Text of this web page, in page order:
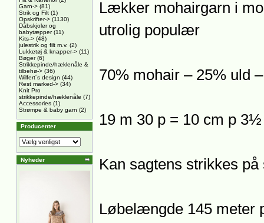
Garn-> (81)
Strik og Filt (1)
Opskrifter-> (1130)
Dåbskjoler og
babytæpper(11)
Kits-> (48)
julestrik og filt m.v. (2)
Lukketøj & knapper-> (11)
Bøger(6)
Strikkepinde/hæklenåle &
tilbehø-> (36)
Wilfert´s design (44)
Rest marked-> (34)
Knit Pro
strikkepinde/hæklenåle (7)
Accessories (1)
Strømpe & baby garn (2)
Producenter
Nyheder
Lækker mohairgarn i
utrolig populær
70% mohair – 25% uld
19 m 30 p = 10 cm p
Kan sagtens strikkes
Løbelængde 145 meter